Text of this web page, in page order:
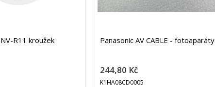
R11 kroužek
Panasonic AV CABLE - fotoaparáty
244,80 Kč
K1HA08CD0005